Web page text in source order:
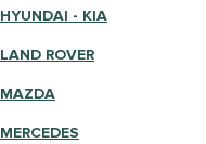
HYUNDAI - KIA
LAND ROVER
MAZDA
MERCEDES